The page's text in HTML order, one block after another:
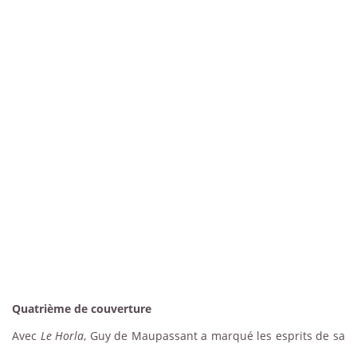
Quatrième de couverture
Avec Le Horla, Guy de Maupassant a marqué les esprits de sa